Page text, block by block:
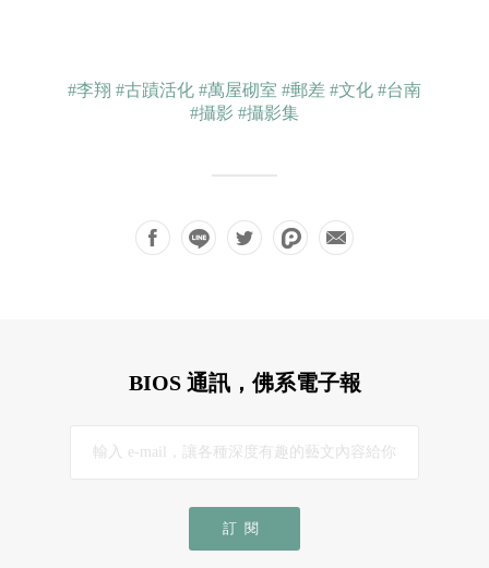
#李翔 #古蹟活化 #萬屋砌室 #郵差 #文化 #台南
#攝影 #攝影集
BIOS 通訊，佛系電子報
訂閱